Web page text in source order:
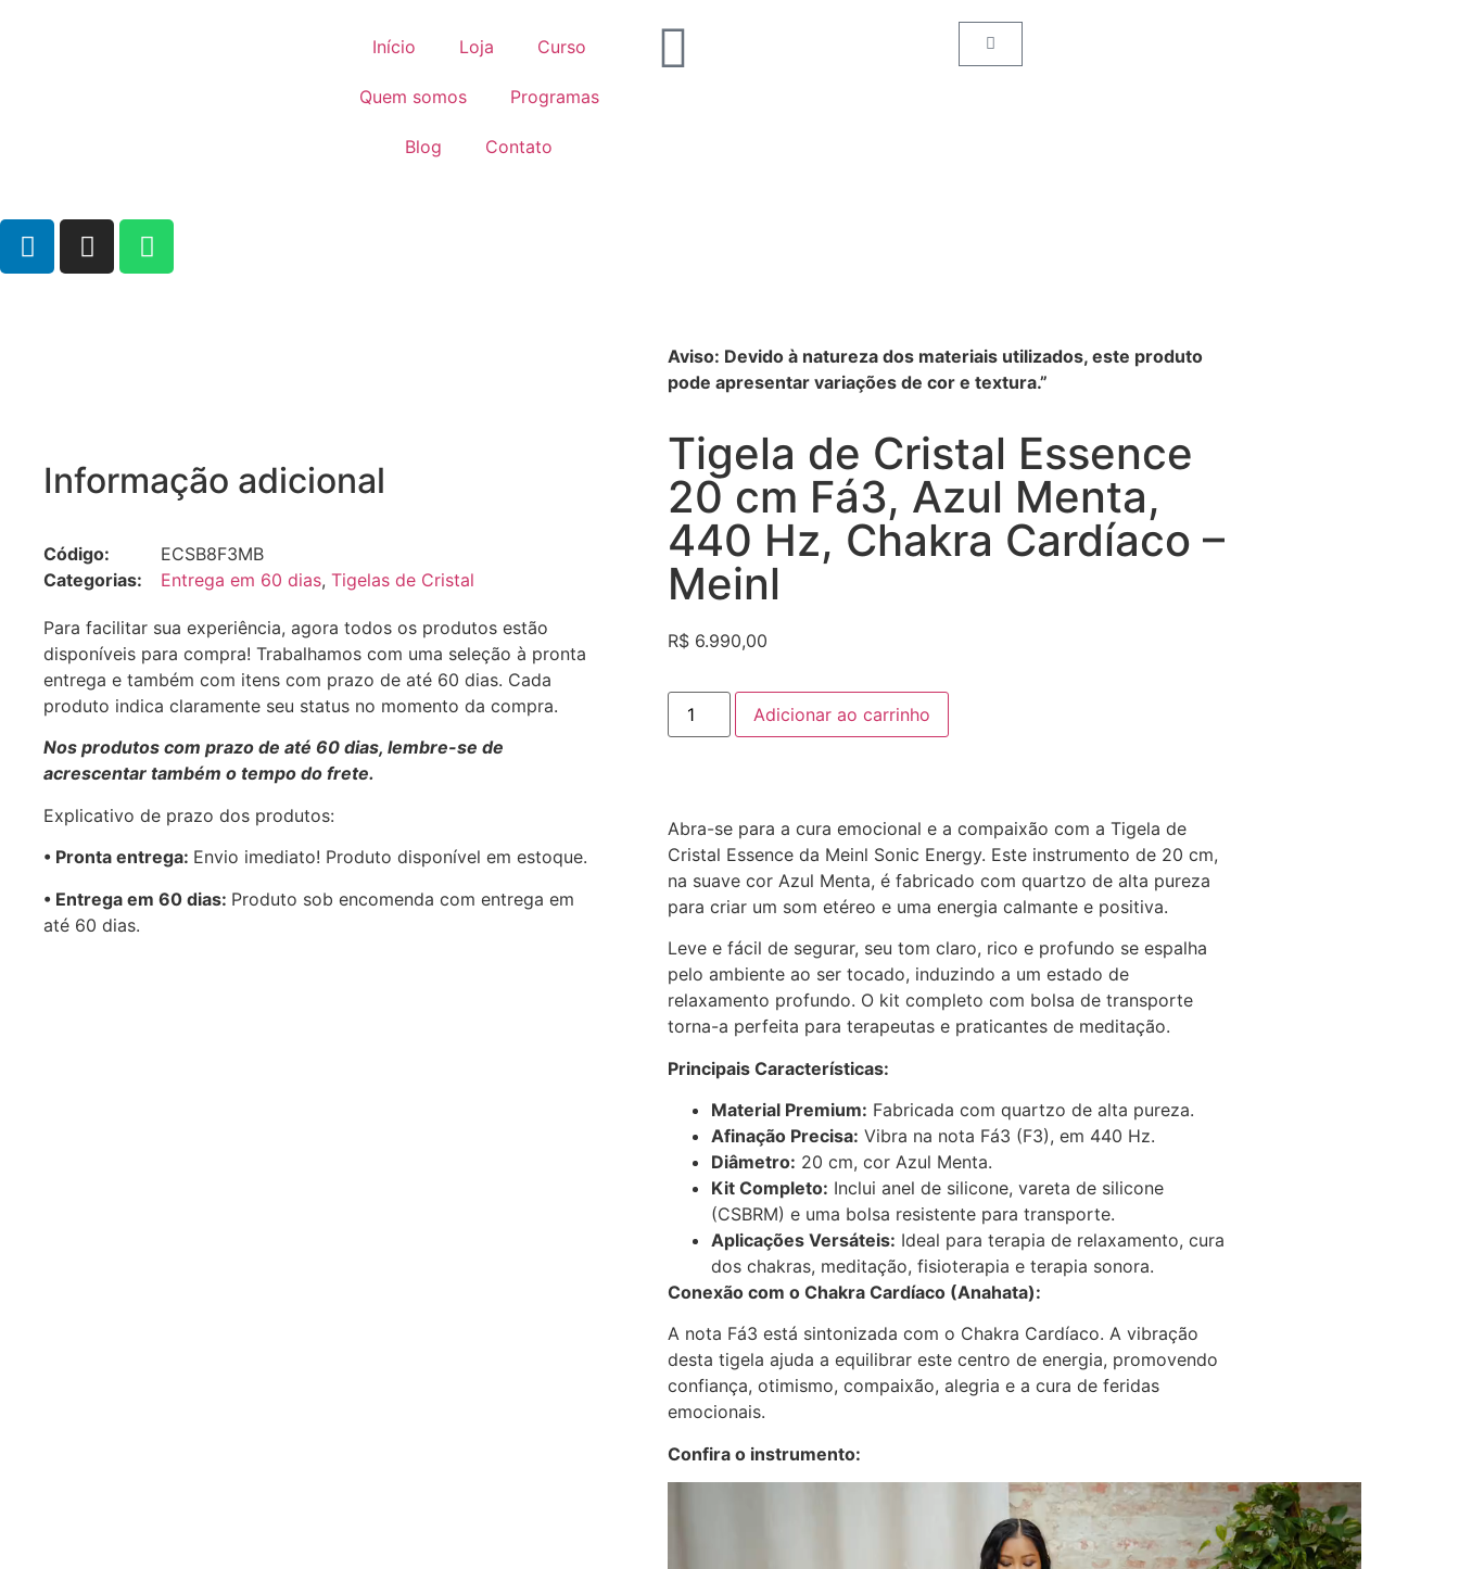
Início Loja Curso
Quem somos Programas
Blog Contato
Informação adicional
Código:
ECSB8F3MB
Categorias:
Entrega em 60 dias, Tigelas de Cristal
Para facilitar sua experiência, agora todos os produtos estão
disponíveis para compra! Trabalhamos com uma seleção à pronta
entrega e também com itens com prazo de até 60 dias. Cada
produto indica claramente seu status no momento da compra.
Nos produtos com prazo de até 60 dias, lembre-se de
acrescentar também o tempo do frete.
Explicativo de prazo dos produtos:
•⁠ ⁠Pronta entrega: Envio imediato! Produto disponível em estoque.
•⁠ Entrega em 60 dias: Produto sob encomenda com entrega em
até 60 dias.
Aviso: Devido à natureza dos materiais utilizados, este produto
pode apresentar variações de cor e textura.”
Tigela de Cristal Essence
20 cm Fá3, Azul Menta,
440 Hz, Chakra Cardíaco –
Meinl
R$ 6.990,00
Adicionar ao carrinho
Abra-se para a cura emocional e a compaixão com a Tigela de
Cristal Essence da Meinl Sonic Energy. Este instrumento de 20 cm,
na suave cor Azul Menta, é fabricado com quartzo de alta pureza
para criar um som etéreo e uma energia calmante e positiva.
Leve e fácil de segurar, seu tom claro, rico e profundo se espalha
pelo ambiente ao ser tocado, induzindo a um estado de
relaxamento profundo. O kit completo com bolsa de transporte
torna-a perfeita para terapeutas e praticantes de meditação.
Principais Características:
Material Premium: Fabricada com quartzo de alta pureza.
Afinação Precisa: Vibra na nota Fá3 (F3), em 440 Hz.
Diâmetro: 20 cm, cor Azul Menta.
Kit Completo: Inclui anel de silicone, vareta de silicone
(CSBRM) e uma bolsa resistente para transporte.
Aplicações Versáteis: Ideal para terapia de relaxamento, cura
dos chakras, meditação, fisioterapia e terapia sonora.
Conexão com o Chakra Cardíaco (Anahata):
A nota Fá3 está sintonizada com o Chakra Cardíaco. A vibração
desta tigela ajuda a equilibrar este centro de energia, promovendo
confiança, otimismo, compaixão, alegria e a cura de feridas
emocionais.
Confira o instrumento: